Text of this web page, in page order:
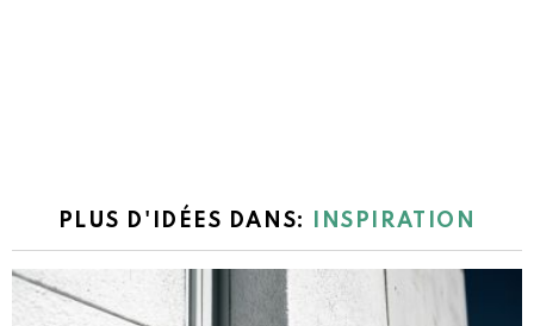
PLUS D'IDÉES DANS: INSPIRATION